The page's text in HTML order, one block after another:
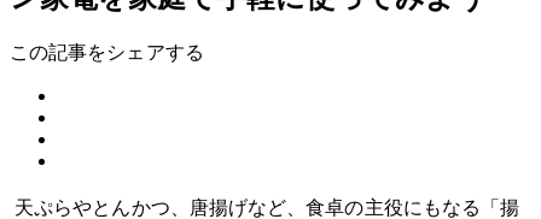
この記事をシェアする
天ぷらやとんかつ、唐揚げなど、食卓の主役にもなる「揚